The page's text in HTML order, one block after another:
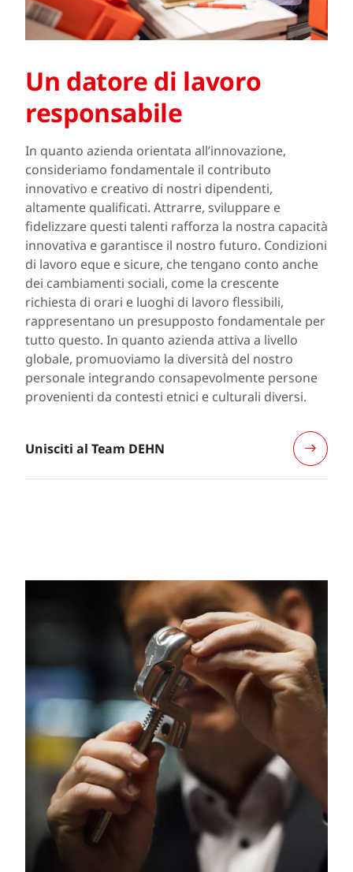
Un datore di lavoro
responsabile
In quanto azienda orientata all’innovazione,
consideriamo fondamentale il contributo
innovativo e creativo di nostri dipendenti,
altamente qualificati. Attrarre, sviluppare e
fidelizzare questi talenti rafforza la nostra capacità
innovativa e garantisce il nostro futuro. Condizioni
di lavoro eque e sicure, che tengano conto anche
dei cambiamenti sociali, come la crescente
richiesta di orari e luoghi di lavoro flessibili,
rappresentano un presupposto fondamentale per
tutto questo. In quanto azienda attiva a livello
globale, promuoviamo la diversità del nostro
personale integrando consapevolmente persone
provenienti da contesti etnici e culturali diversi.
Unisciti al Team DEHN